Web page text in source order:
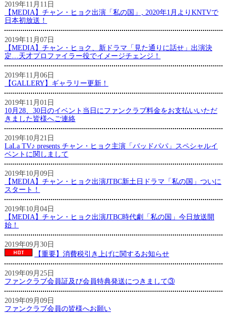
2019年11月11日
【MEDIA】チャン・ヒョク出演「私の国」, 2020年1月よりKNTVで
日本初放送！
2019年11月07日
【MEDIA】チャン・ヒョク、新ドラマ「見た通りに話せ」出演決
定…天才プロファイラー役でイメージチェンジ！
2019年11月06日
【GALLERY】ギャラリー更新！
2019年11月01日
10月28、30日のイベント当日にファンクラブ料金をお支払いいただ
きました皆様へご連絡
2019年10月21日
LaLa TV♪ presents チャン・ヒョク主演「バッドパパ」スペシャルイ
ベントに関しまして
2019年10月09日
【MEDIA】チャン・ヒョク出演JTBC新土日ドラマ「私の国」ついに
スタート！
2019年10月04日
【MEDIA】チャン・ヒョク出演JTBC時代劇「私の国」今日放送開
始！
2019年09月30日
【重要】消費税引き上げに関するお知らせ
2019年09月25日
ファンクラブ会員証及び会員特典発送につきまして③
2019年09月09日
ファンクラブ会員の皆様へお願い